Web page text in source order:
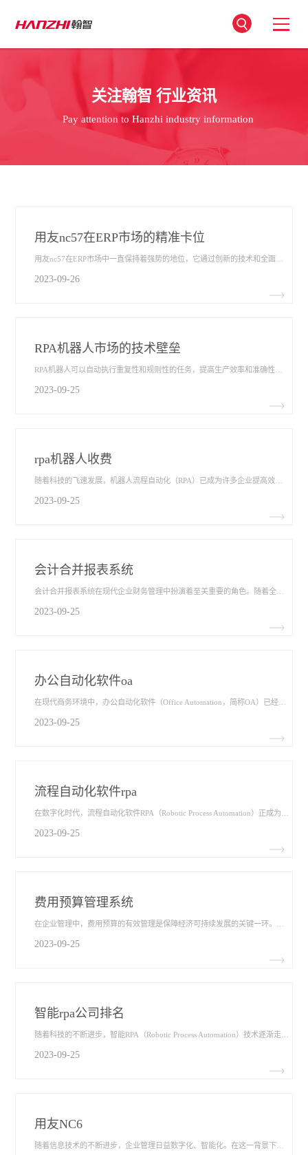
关注翰智 行业资讯
Pay attention to Hanzhi industry information
用友nc57在ERP市场的精准卡位
用友nc57在ERP市场中一直保持着强势的地位，它通过创新的技术和全面的解决方案，满足了各行各业企业的需求，成为众多企业的首选。本文将探讨用友nc57在ERP市场的精准卡位​，并分析其在ERP行业中的竞争优势和重要性。
2023-09-26
RPA机器人市场的技术壁垒
RPA机器人可以自动执行重复性和规则性的任务，提高生产效率和准确性。在RPA机器人市场中，存在一些技术壁垒，对于该行业的发展和应用产生一定的影响。本文将探讨RPA机器人市场的技术壁垒​，并分析其在市场竞争中的重要性。
2023-09-25
rpa机器人收费
随着科技的飞速发展，机器人流程自动化（RPA）已成为许多企业提高效率、降低成本的关键工具。然而，对于许多企业来说，RPA机器人的收费问题一直备受关注。本文将从许可模式、实施成本、维护费用和ROI（收益率）四个方面来探讨RPA机器人的收费​问题，以帮助企业更好地了解和应对这一挑战。
2023-09-25
会计合并报表系统
会计合并报表系统​在现代企业财务管理中扮演着至关重要的角色。随着全球化的发展，许多企业都面临着多个子公司、分支机构等分散在不同地区的财务数据，如何高效、准确地进行合并报表成为了一个挑战。本文将从数据整合、规范合规、报表生成和分析洞察四个方面来探讨会计合并报表系统的重要性和功能。
2023-09-25
办公自动化软件oa
在现代商务环境中，办公自动化软件（Office Automation，简称OA）已经成为企业提高工作效率、协同合作以及加强信息管理的不可或缺的工具。通过将各种办公任务数字化和自动化，OA软件极大地改进了工作流程，提高了团队协作效率，使企业更加敏捷、高效地应对业务挑战。本文将从流程优化、信息协同、文档管理和审批流程四个方面深入探讨办公自动化软件OA​的应用，以揭示其在企业中的重要价值。
2023-09-25
流程自动化软件rpa
2023-09-25
费用预算管理系统
2023-09-25
智能rpa公司排名
随着科技的不断进步，智能RPA（Robotic Process Automation）技术逐渐走进了企业的日常运营中，为业务流程自动化带来了新的可能性。在众多智能RPA公司中，排名的高低常常代表了其在市场中的竞争力和影响力。本文将从市场份额、技术创新、客户满意度和行业口碑四个方面深入探讨智能RPA公司的排名情况，以便更好地了解这个快速发展的领域。
2023-09-25
用友NC6
随着信息技术的不断进步，企业管理日益数字化、智能化。在这一背景下，用友NC6​作为企业管理软件的代表，正在成为越来越多企业的选择。本文将从系统特点、应用场景以及功能优势三个方面深入探讨用友NC6在企业管理中的重要作用。